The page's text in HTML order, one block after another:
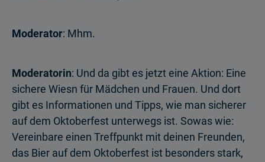
Moderator: Mhm.
Moderatorin: Und da gibt es jetzt eine Aktion: Eine
sichere Wiesn für Mädchen und Frauen. Und dort
gibt es Informationen und Tipps, wie man sicherer
auf dem Oktoberfest unterwegs ist. Sowas wie:
Vereinbare einen Treffpunkt mit deinen Freunden,
das Bier auf dem Oktoberfest ist besonders stark,